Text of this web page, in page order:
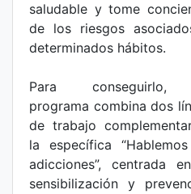
saludable y tome
de los riesgos
determinados hábitos.
Para
programa combina dos
de trabajo
la específica
adicciones”, centrada
sensibilización y